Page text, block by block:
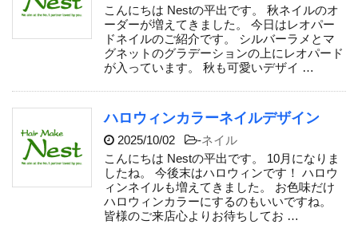
こんにちは Nestの平出です。 秋ネイルのオ
ーダーが増えてきました。 今日はレオパー
ドネイルのご紹介です。 シルバーラメとマ
グネットのグラデーションの上にレオパード
が入っています。 秋も可愛いデザイ …
ハロウィンカラーネイルデザイン
2025/10/02 -ネイル
こんにちは Nestの平出です。 10月になりま
したね。 今後末はハロウィンです！ ハロウ
ィンネイルも増えてきました。 お色味だけ
ハロウィンカラーにするのもいいですね。
皆様のご来店心よりお待ちしてお …